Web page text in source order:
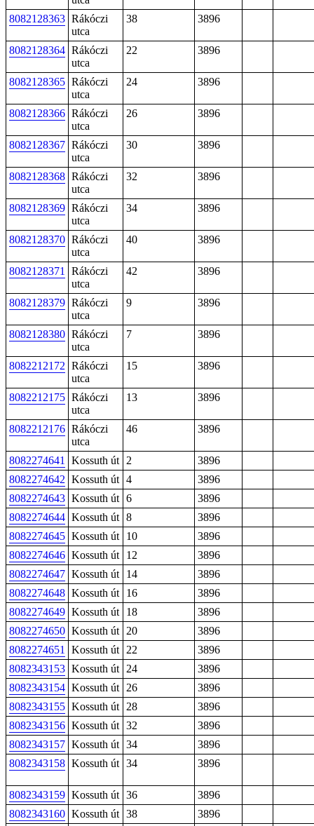
8082128363 Rákóczi
utca
38 3896
8082128364 Rákóczi
utca
22 3896
8082128365 Rákóczi
utca
24 3896
8082128366 Rákóczi
utca
26 3896
8082128367 Rákóczi
utca
30 3896
8082128368 Rákóczi
utca
32 3896
8082128369 Rákóczi
utca
34 3896
8082128370 Rákóczi
utca
40 3896
8082128371
Rákóczi
utca
42 3896
8082128379 Rákóczi
utca
9 3896
8082128380 Rákóczi
utca
7 3896
8082212172 Rákóczi
utca
15 3896
8082212175 Rákóczi
utca
13 3896
8082212176 Rákóczi
utca
46 3896
8082274641 Kossuth út 2
3896
8082274642 Kossuth út 4
3896
8082274643 Kossuth út 6
3896
8082274644 Kossuth út 8
3896
8082274645 Kossuth út 10
3896
8082274646 Kossuth út 12
3896
8082274647 Kossuth út 14
3896
8082274648 Kossuth út 16
3896
8082274649 Kossuth út 18
3896
8082274650 Kossuth út 20
3896
8082274651
Kossuth út 22
3896
8082343153 Kossuth út 24
3896
8082343154 Kossuth út 26
3896
8082343155 Kossuth út 28
3896
8082343156 Kossuth út 32
3896
8082343157 Kossuth út 34
3896
8082343158 Kossuth út 34 3896
8082343159 Kossuth út 36
3896
8082343160 Kossuth út 38
3896